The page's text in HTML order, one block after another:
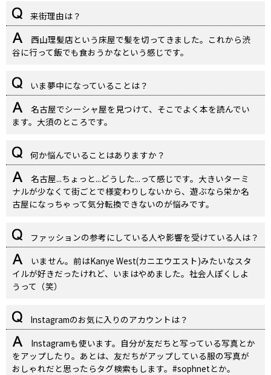
来街理由は？
西山理髪店という床屋で髪を切ってきました。これから渋
谷に行って飯でも食おうかなという感じです。
いま夢中になっていることは？
名古屋でシーシャ屋を見つけて、そこでよく本を読んでい
ます。大須のところです。
何か悩んでいることはありますか？
名古屋...ちょっと...どうした...って感じです。大きいターミ
ナルが少なくて街ごとで様変わりしないから、遊ぶなら栄か名
古屋になっちゃって気分転換できないのが悩みです。
ファッションの参考にしている人や影響を受けている人は？
いません。前はKanye West(カニエウエスト)みたいなスタ
イルが好きだったけれど、いまはやめました。社会人ぽくしよ
うって（笑）
Instagramのお気に入りのアカウントは？
Instagramも使います。自分が友だちと写っている写真とか
をアップしたり。あとは、友だちがアップしている服の写真が
おしゃれだと思ったらタグ検索もします。#sophnetとか。